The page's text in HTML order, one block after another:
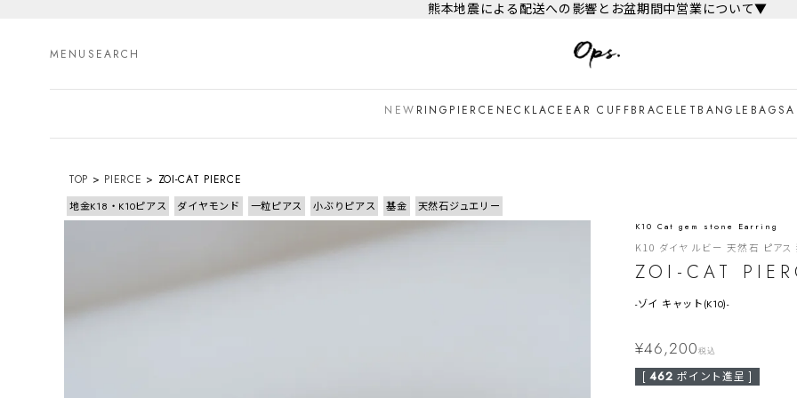
熊本地震による配送への影響とお盆期間中営業について▼
MENU SEARCH
NEW RING PIERCE NECKLACE EAR CUFFBRACELET BANGLE BAG
TOP PIERCE ZOI-CAT PIERCE
地金K18・K10ピアス ダイヤモンド 一粒ピアス 小ぶりピアス 基金 天然石ジュエリー
K10 Cat gem stone Earring
K10 ダイヤ ルビー 天然石 ピアス
ZOI-CAT
-ゾイ キャット(K10)-
¥46,200税込
[ 462 ポイント進呈 ]